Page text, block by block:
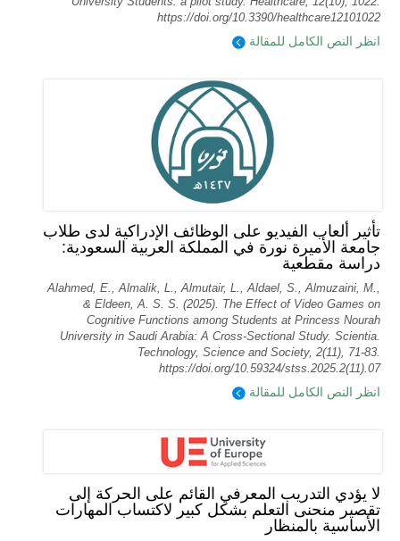
https://doi.org/10.3390/healthcare12101022
انظر النص الكامل للمقالة
تأثير ألعاب الفيديو على الوظائف الإدراكية لدى طلاب
جامعة الأميرة نورة في المملكة العربية السعودية:
دراسة مقطعية
Alahmed, E., Almalik, L., Almutair, L., Aldael, S., Almuzaini, M.,
& Eldeen, A. S. S. (2025). The Effect of Video Games on
Cognitive Functions among Students at Princess Nourah
University in Saudi Arabia: A Cross-Sectional Study. Scientia.
Technology, Science and Society, 2(11), 71-83.
https://doi.org/10.59324/stss.2025.2(11).07
انظر النص الكامل للمقالة
لا يؤدي التدريب المعرفي القائم على الحركة إلى
تقصير منحنى التعلم بشكل كبير لاكتساب المهارات
الأساسية بالمنظار